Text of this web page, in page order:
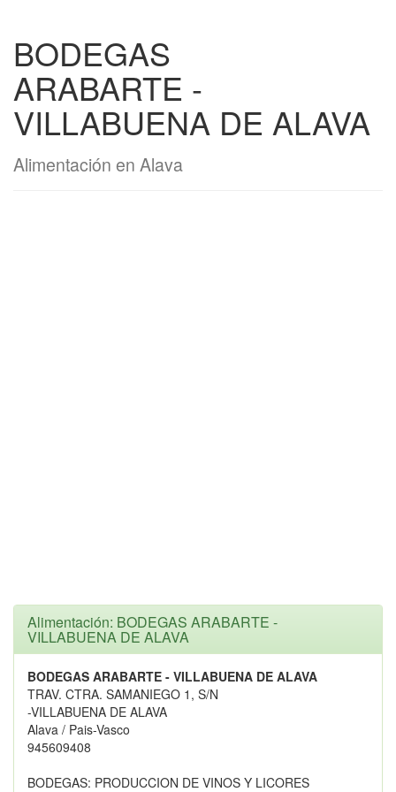
BODEGAS
ARABARTE -
VILLABUENA DE ALAVA
Alimentación en Alava
Alimentación: BODEGAS ARABARTE -
VILLABUENA DE ALAVA
BODEGAS ARABARTE - VILLABUENA DE ALAVA
TRAV. CTRA. SAMANIEGO 1, S/N
-VILLABUENA DE ALAVA
Alava / Pais-Vasco
945609408
BODEGAS: PRODUCCION DE VINOS Y LICORES